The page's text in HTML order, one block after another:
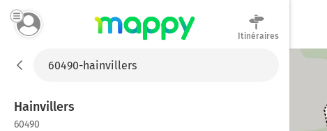
Itinéraires
Hainvillers
60490